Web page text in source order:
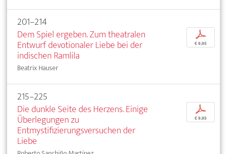
201–214
Dem Spiel ergeben. Zum theatralen
Entwurf devotionaler Liebe bei der
indischen Ramlila
Beatrix Hauser
p
€ 9,95
215–225
Die dunkle Seite des Herzens. Einige
Überlegungen zu
Entmystifizierungsversuchen der
Liebe
p
€ 9,95